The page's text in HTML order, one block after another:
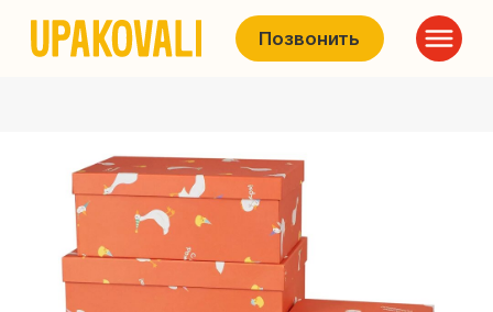
Позвонить